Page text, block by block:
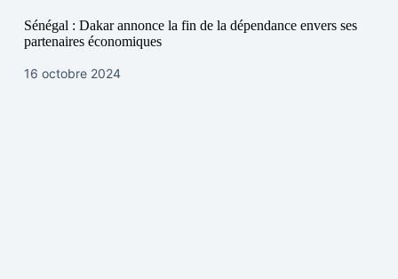
Sénégal : Dakar annonce la fin de la dépendance envers ses
partenaires économiques
16 octobre 2024